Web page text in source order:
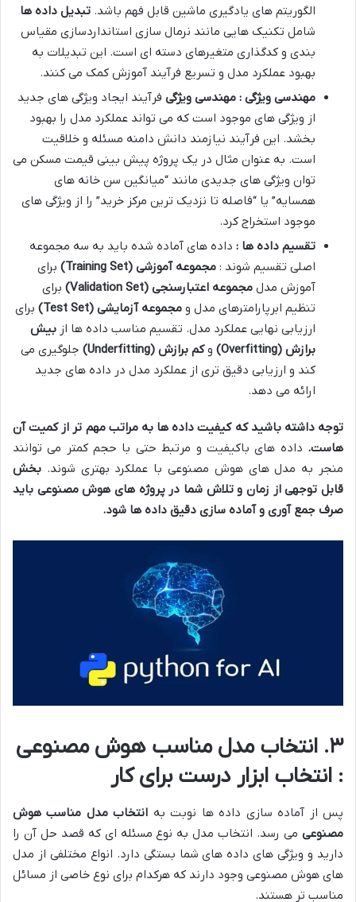
الگوریتم های یادگیری ماشین قابل فهم باشد. تبدیل داده ها
شامل تکنیک هایی مانند نرمال سازی استانداردسازی مقیاس
بندی و کدگذاری متغیرهای دسته ای است. این تبدیلات به
بهبود عملکرد مدل و تسریع فرآیند آموزش کمک می کنند.
مهندسی ویژگی : مهندسی ویژگی فرآیند ایجاد ویژگی های جدید
از ویژگی های موجود است که می تواند عملکرد مدل را بهبود
بخشد. این فرآیند نیازمند دانش دامنه مسئله و خلاقیت
است. به عنوان مثال در یک پروژه پیش بینی قیمت مسکن می
توان ویژگی های جدیدی مانند “میانگین سن خانه های
همسایه” یا “فاصله تا نزدیک ترین مرکز خرید” را از ویژگی های
موجود استخراج کرد.
تقسیم داده ها : داده های آماده شده باید به سه مجموعه
اصلی تقسیم شوند : مجموعه آموزشی (Training Set)
برای
آموزش مدل مجموعه اعتبارسنجی (Validation Set)
برای
تنظیم ابرپارامترهای مدل و مجموعه آزمایشی (Test Set)
برای
ارزیابی نهایی عملکرد مدل. تقسیم مناسب داده ها از بیش
برازش (Overfitting) وکم برازش (Underfitting)
جلوگیری می
کند و ارزیابی دقیق تری از عملکرد مدل در داده های جدید
ارائه می دهد.
توجه داشته باشید که کیفیت داده ها به مراتب مهم تر از کمیت آن
هاست. داده های باکیفیت و مرتبط حتی با حجم کمتر می توانند
منجر به مدل های هوش مصنوعی با عملکرد بهتری شوند. بخش
قابل توجهی از زمان و تلاش شما در پروژه های هوش مصنوعی باید
صرف جمع آوری و آماده سازی دقیق داده ها شود.
۳. انتخاب مدل مناسب هوش مصنوعی
: انتخاب ابزار درست برای کار
پس از آماده سازی داده ها نوبت به انتخاب مدل مناسب هوش
مصنوعی می رسد. انتخاب مدل به نوع مسئله ای که قصد حل آن را
دارید و ویژگی های داده های شما بستگی دارد. انواع مختلفی از مدل
های هوش مصنوعی وجود دارند که هرکدام برای نوع خاصی از مسائل
مناسب تر هستند.